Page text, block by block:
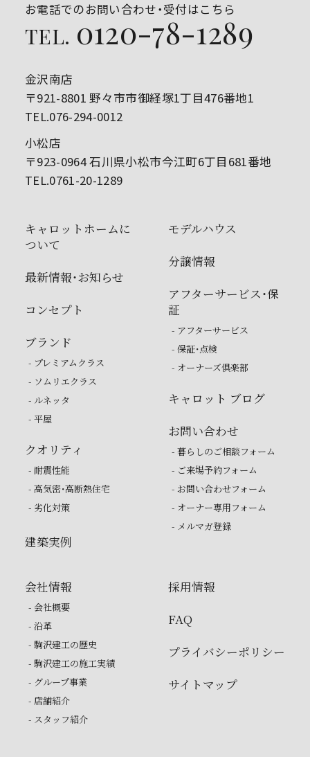
お電話でのお問い合わせ・受付はこちら
TEL. 0120-78-1289
金沢南店
〒921-8801 野々市市御経塚1丁目476番地1
TEL.076-294-0012
小松店
〒923-0964 石川県小松市今江町6丁目681番地
TEL.0761-20-1289
キャロットホームに
ついて
最新情報・お知らせ
コンセプト
ブランド
- プレミアムクラス
- ソムリエクラス
- ルネッタ
- 平屋
クオリティ
- 耐震性能
- 高気密・高断熱住宅
- 劣化対策
建築実例
モデルハウス
分譲情報
アフターサービス・保
証
- アフターサービス
- 保証・点検
- オーナーズ倶楽部
キャロット ブログ
お問い合わせ
- 暮らしのご相談フォーム
- ご来場予約フォーム
- お問い合わせフォーム
- オーナー専用フォーム
- メルマガ登録
会社情報
- 会社概要
- 沿革
- 駒沢建工の歴史
- 駒沢建工の施工実績
- グループ事業
- 店舗紹介
- スタッフ紹介
採用情報
FAQ
プライバシーポリシー
サイトマップ